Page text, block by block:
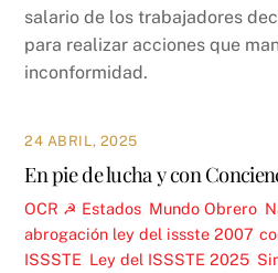
salario de los trabajadores
para realizar acciones que
inconformidad.
24 ABRIL, 2025
En pie de lucha y con
OCR ☭ Estados Mundo Obrero
abrogación ley del issste 2007,
ISSSTE Ley del ISSSTE 2025